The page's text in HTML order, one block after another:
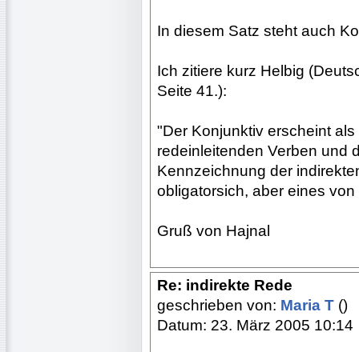
In diesem Satz steht auch
Ich zitiere kurz Helbig
Seite 41.):
"Der Konjunktiv erscheint
redeinleitenden Verben und
Kennzeichnung der
obligatorsich, aber eines
Gruß von Hajnal
Re: indirekte Rede
geschrieben von: Maria T ()
Datum: 23. März 2005 10:14